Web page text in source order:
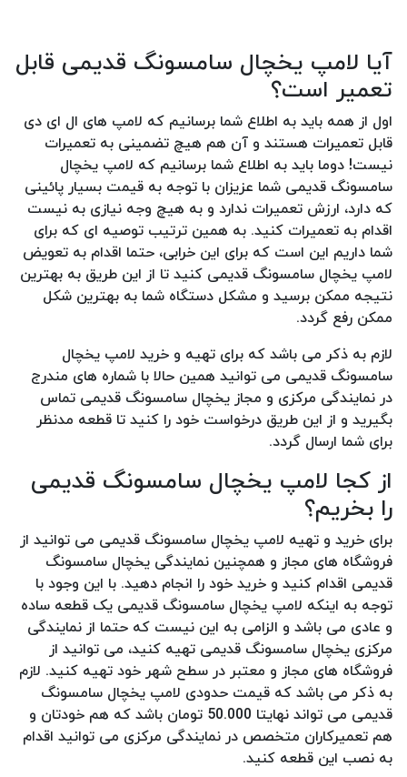
آیا لامپ یخچال سامسونگ قدیمی قابل
تعمیر است؟
اول از همه باید به اطلاع شما برسانیم که لامپ های ال ای دی
قابل تعمیرات هستند و آن هم هیچ تضمینی به تعمیرات
نیست! دوما باید به اطلاع شما برسانیم که لامپ یخچال
سامسونگ قدیمی شما عزیزان با توجه به قیمت بسیار پائینی
که دارد، ارزش تعمیرات ندارد و به هیچ وجه نیازی به نیست
اقدام به تعمیرات کنید. به همین ترتیب توصیه ای که برای
شما داریم این است که برای این خرابی، حتما اقدام به تعویض
لامپ یخچال سامسونگ قدیمی کنید تا از این طریق به بهترین
نتیجه ممکن برسید و مشکل دستگاه شما به بهترین شکل
ممکن رفع گردد.
لازم به ذکر می باشد که برای تهیه و خرید لامپ یخچال
سامسونگ قدیمی می توانید همین حالا با شماره های مندرج
در نمایندگی مرکزی و مجاز یخچال سامسونگ قدیمی تماس
بگیرید و از این طریق درخواست خود را کنید تا قطعه مدنظر
برای شما ارسال گردد.
از کجا لامپ یخچال سامسونگ قدیمی
را بخریم؟
برای خرید و تهیه لامپ یخچال سامسونگ قدیمی می توانید از
فروشگاه های مجاز و همچنین نمایندگی یخچال سامسونگ
قدیمی اقدام کنید و خرید خود را انجام دهید. با این وجود با
توجه به اینکه لامپ یخچال سامسونگ قدیمی یک قطعه ساده
و عادی می باشد و الزامی به این نیست که حتما از نمایندگی
مرکزی یخچال سامسونگ قدیمی تهیه کنید، می توانید از
فروشگاه های مجاز و معتبر در سطح شهر خود تهیه کنید. لازم
به ذکر می باشد که قیمت حدودی لامپ یخچال سامسونگ
قدیمی می تواند نهایتا 50.000 تومان باشد که هم خودتان و
هم تعمیرکاران متخصص در نمایندگی مرکزی می توانید اقدام
به نصب این قطعه کنید.